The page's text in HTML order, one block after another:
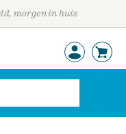
morgen in huis